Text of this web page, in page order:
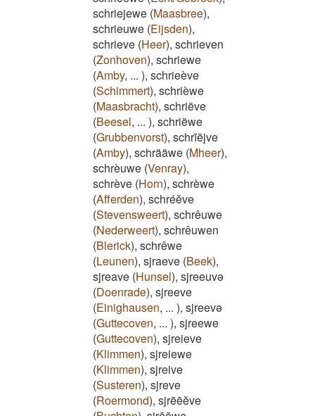
schriejewe (Maasbree),
schrieuwe (Eijsden),
schrieve (Heer), schrieven
(Zonhoven), schriewe
(Amby, ... ), schrieève
(Schimmert), schrièwe
(Maasbracht), schriëve
(Beesel, ... ), schriëwe
(Grubbenvorst), schrīējve
(Amby), schrääwe (Mheer),
schrèuwe (Venray),
schrève (Horn), schrèwe
(Afferden), schréĕve
(Stevensweert), schrêuwe
(Nederweert), schrêuwen
(Blerick), schrêwe
(Leunen), sjraeve (Beek),
sjreave (Hunsel), sjreeuvə
(Doenrade), sjreeve
(Einighausen, ... ), sjreevə
(Guttecoven, ... ), sjreewe
(Guttecoven), sjreieve
(Klimmen), sjreiewe
(Klimmen), sjreive
(Susteren), sjreve
(Roermond), sjrēēĕve